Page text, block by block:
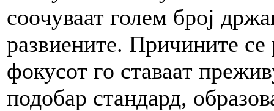
соочуваат голем број
развиените. Причините
фокусот го ставаат
подобар стандард,